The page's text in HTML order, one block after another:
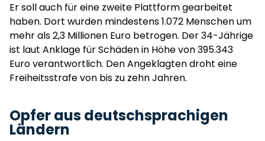
Er soll auch für eine zweite Plattform gearbeitet
haben. Dort wurden mindestens 1.072 Menschen um
mehr als 2,3 Millionen Euro betrogen. Der 34-Jährige
ist laut Anklage für Schäden in Höhe von 395.343
Euro verantwortlich. Den Angeklagten droht eine
Freiheitsstrafe von bis zu zehn Jahren.
Opfer aus deutschsprachigen
Ländern